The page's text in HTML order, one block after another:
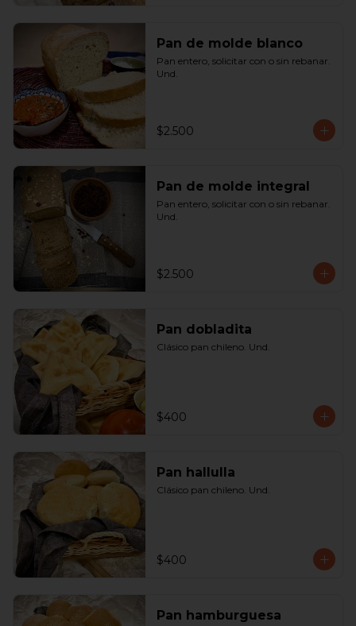
Pan de molde blanco
Pan entero, solicitar con o sin rebanar.
Und.
$2.500
Pan de molde integral
Pan entero, solicitar con o sin rebanar.
Und.
$2.500
Pan dobladita
Clásico pan chileno. Und.
$400
Pan hallulla
Clásico pan chileno. Und.
$400
Pan hamburguesa